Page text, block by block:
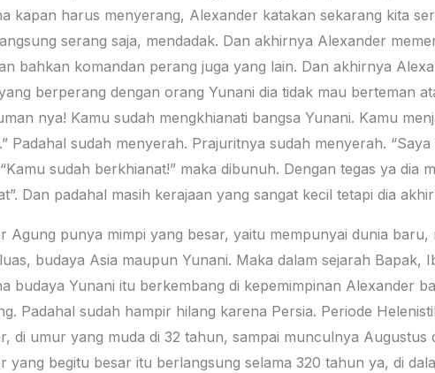
kapan harus menyerang, Alexander katakan sekarang kita
serang saja, mendadak. Dan akhirnya Alexander
bahkan komandan perang juga yang lain. Dan akhirnya
berperang dengan orang Yunani dia tidak mau berteman
nya! Kamu sudah mengkhianati bangsa Yunani. Kamu
Padahal sudah menyerah. Prajuritnya sudah menyerah.
sudah berkhianat!” maka dibunuh. Dengan tegas ya dia
Dan padahal masih kerajaan yang sangat kecil tetapi dia
Agung punya mimpi yang besar, yaitu mempunyai dunia
budaya Asia maupun Yunani. Maka dalam sejarah Bapak,
budaya Yunani itu berkembang di kepemimpinan Alexander
Padahal sudah hampir hilang karena Persia. Periode
di umur yang muda di 32 tahun, sampai munculnya
yang begitu besar itu berlangsung selama 320 tahun ya, di